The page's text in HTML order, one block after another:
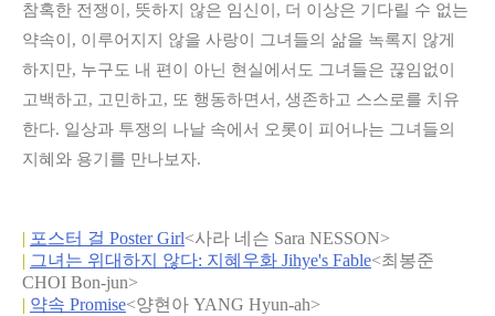
참혹한 전쟁이, 뜻하지 않은 임신이, 더 이상은 기다릴 수 없는
약속이, 이루어지지 않을 사랑이 그녀들의 삶을 녹록지 않게
하지만, 누구도 내 편이 아닌 현실에서도 그녀들은 끊임없이
고백하고, 고민하고, 또 행동하면서, 생존하고 스스로를 치유
한다. 일상과 투쟁의 나날 속에서 오롯이 피어나는 그녀들의
지혜와 용기를 만나보자.
| 포스터 걸 Poster Girl<사라 네슨 Sara NESSON>
| 그녀는 위대하지 않다: 지혜우화 Jihye's Fable<최봉준
CHOI Bon-jun>
| 약속 Promise<양현아 YANG Hyun-ah>